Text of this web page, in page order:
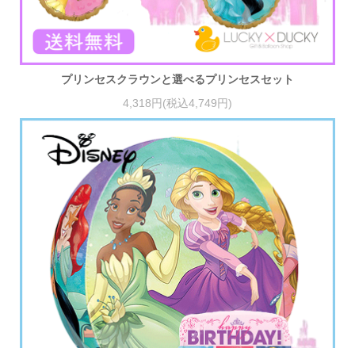
プリンセスクラウンと選べるプリンセスセット
4,318円(税込4,749円)